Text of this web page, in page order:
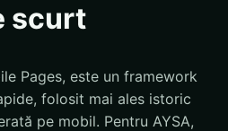
scurt
Pages, este un framework
folosit mai ales istoric
pe mobil. Pentru AYSA,